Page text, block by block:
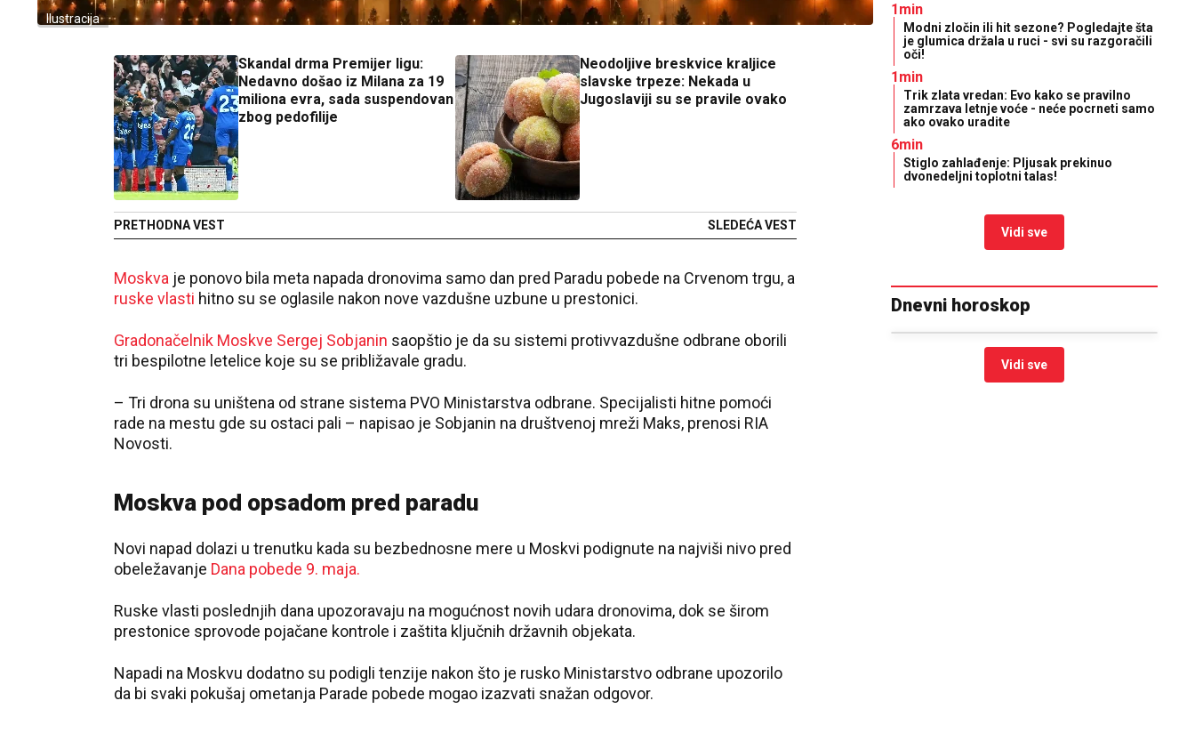
Ilustracija
Skandal drma Premijer ligu:
Nedavno došao iz Milana za 19
miliona evra, sada suspendovan
zbog pedofilije
PRETHODNA VEST
Neodoljive breskvice kraljice
slavske trpeze: Nekada u
Jugoslaviji su se pravile ovako
SLEDEĆA VEST
Moskva je ponovo bila meta napada dronovima samo dan pred Paradu pobede na Crvenom trgu, a
ruske vlasti hitno su se oglasile nakon nove vazdušne uzbune u prestonici.
Gradonačelnik Moskve Sergej Sobjanin saopštio je da su sistemi protivvazdušne odbrane oborili
tri bespilotne letelice koje su se približavale gradu.
– Tri drona su uništena od strane sistema PVO Ministarstva odbrane. Specijalisti hitne pomoći
rade na mestu gde su ostaci pali – napisao je Sobjanin na društvenoj mreži Maks, prenosi RIA
Novosti.
Moskva pod opsadom pred paradu
Novi napad dolazi u trenutku kada su bezbednosne mere u Moskvi podignute na najviši nivo pred
obeležavanje Dana pobede 9. maja.
Ruske vlasti poslednjih dana upozoravaju na mogućnost novih udara dronovima, dok se širom
prestonice sprovode pojačane kontrole i zaštita ključnih državnih objekata.
Napadi na Moskvu dodatno su podigli tenzije nakon što je rusko Ministarstvo odbrane upozorilo
da bi svaki pokušaj ometanja Parade pobede mogao izazvati snažan odgovor.
1min
Modni zločin ili hit sezone? Pogledajte šta
je glumica držala u ruci - svi su razgoračili
oči!
1min
Trik zlata vredan: Evo kako se pravilno
zamrzava letnje voće - neće pocrneti samo
ako ovako uradite
6min
Stiglo zahlađenje: Pljusak prekinuo
dvonedeljni toplotni talas!
Vidi sve
Dnevni horoskop
Vidi sve